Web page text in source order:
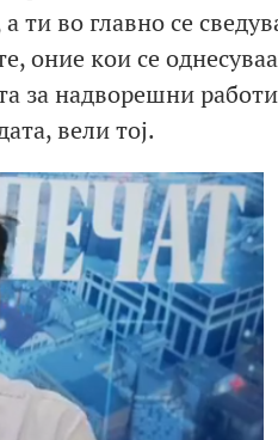
ти во главно се
оние кои се
за надворешни
вели тој.